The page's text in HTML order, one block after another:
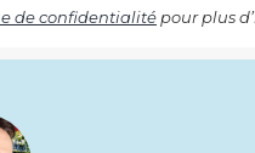
de confidentialitépour plus